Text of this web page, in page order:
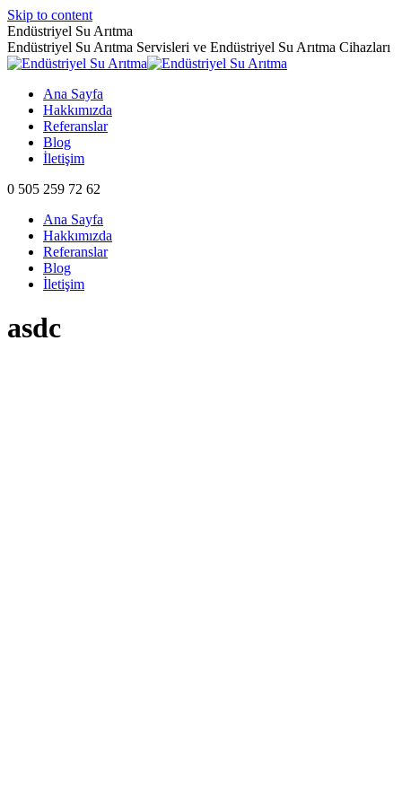
Skip to content
Endüstriyel Su Arıtma
Endüstriyel Su Arıtma Servisleri ve Endüstriyel Su Arıtma Cihazları
Ana Sayfa
Hakkımızda
Referanslar
Blog
İletişim
0 505 259 72 62
Ana Sayfa
Hakkımızda
Referanslar
Blog
İletişim
asdc